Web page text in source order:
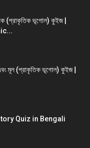
(প্রাকৃতিক ভূগোল) কুইজ |
মূল (প্রাকৃতিক ভূগোল) কুইজ |
Quiz in Bengali